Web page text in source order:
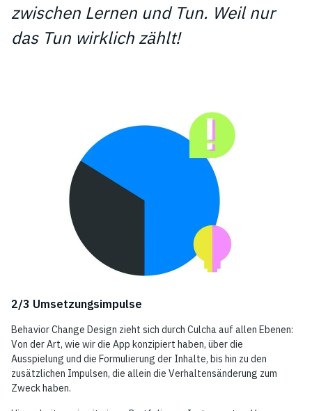
zwischen Lernen und Tun. Weil nur
das Tun wirklich zählt!
2/3 Umsetzungsimpulse
Behavior Change Design zieht sich durch Culcha auf allen Ebenen:
Von der Art, wie wir die App konzipiert haben, über die
Ausspielung und die Formulierung der Inhalte, bis hin zu den
zusätzlichen Impulsen, die allein die Verhaltensänderung zum
Zweck haben.